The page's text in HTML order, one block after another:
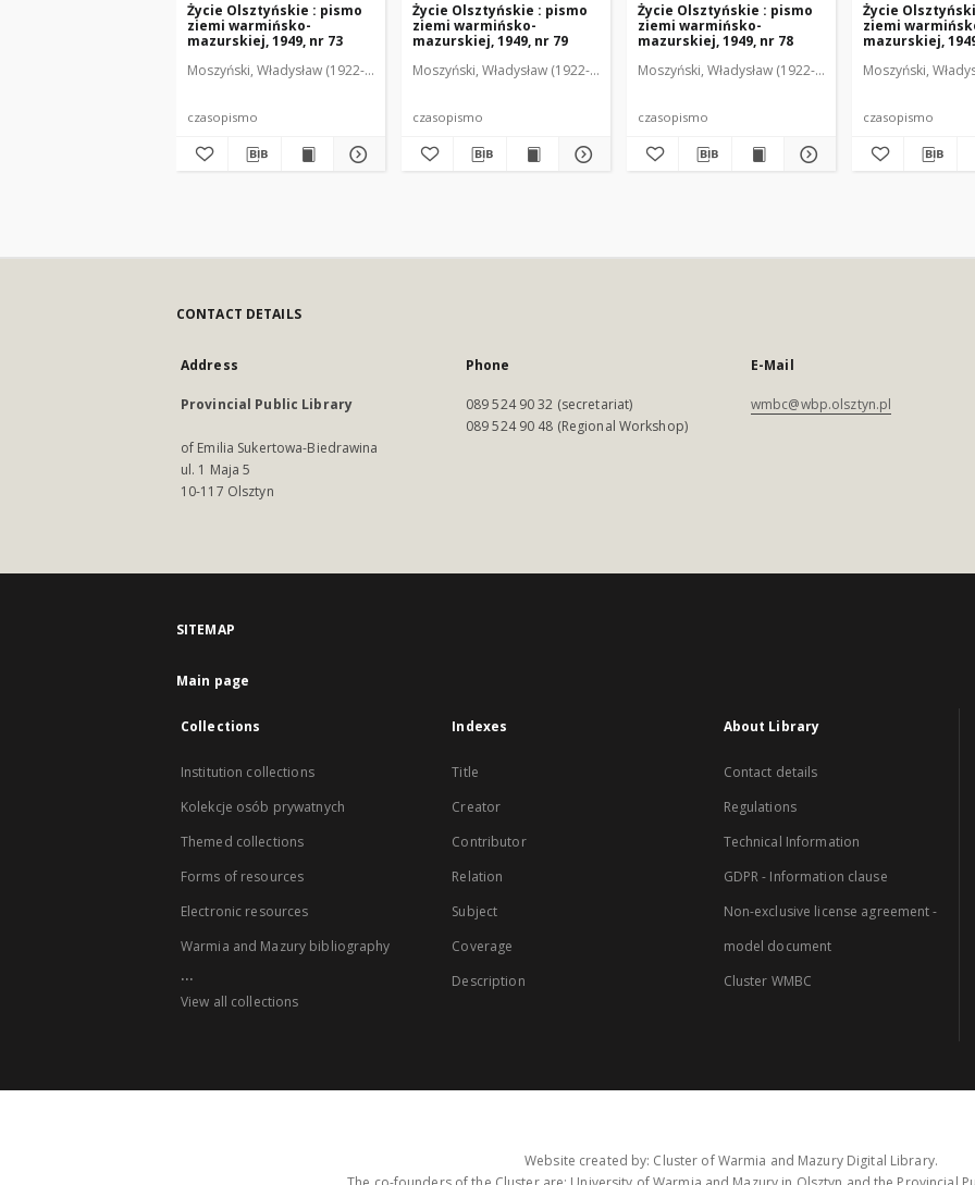
Życie Olsztyńskie : pismo
ziemi warmińsko-
mazurskiej, 1949, nr 73
Moszyński, Władysław (1922-2001). Red. Mroczkowski, Włodzimierz (1902-1971). Red. Osiecki, Andrzej. Red.
czasopismo
Życie Olsztyńskie : pismo
ziemi warmińsko-
mazurskiej, 1949, nr 79
Moszyński, Władysław (1922-2001). Red. Mroczkowski, Włodzimierz (1902-1971). Red.
czasopismo
Życie Olsztyńskie : pismo
ziemi warmińsko-
mazurskiej, 1949, nr 78
Moszyński, Władysław (1922-2001). Red. Mroczkowski,
czasopismo
Życie
ziemi
mazurskiej,
Moszyński,
czasopismo
CONTACT DETAILS
Address
Provincial Public Library
of Emilia Sukertowa-Biedrawina
ul. 1 Maja 5
10-117 Olsztyn
Phone
089 524 90 32 (secretariat)
089 524 90 48 (Regional Workshop)
E-Mail
wmbc@wbp.olsztyn.pl
SITEMAP
Main page
Collections
Institution collections
Kolekcje osób prywatnych
Themed collections
Forms of resources
Electronic resources
Warmia and Mazury bibliography
...
View all collections
Indexes
Title
Creator
Contributor
Relation
Subject
Coverage
Description
About Library
Contact details
Regulations
Technical Information
GDPR - Information clause
Non-exclusive license agreement -
model document
Cluster WMBC
Website created by: Cluster of Warmia and Mazury Digital Library.